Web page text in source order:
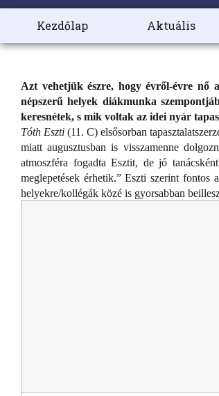
Kezdőlap Aktuális
Azt vehetjük észre, hogy évről-évre nő
népszerű helyek diákmunka
keresnétek, s mik voltak az idei nyár
Tóth Eszti (11. C) elsősorban
miatt augusztusban is visszamenne
atmoszféra fogadta Esztit, de jó
meglepetések érhetik.” Eszti szerint
helyekre/kollégák közé is gyorsabban